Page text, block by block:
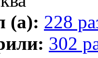
(а): 228
302